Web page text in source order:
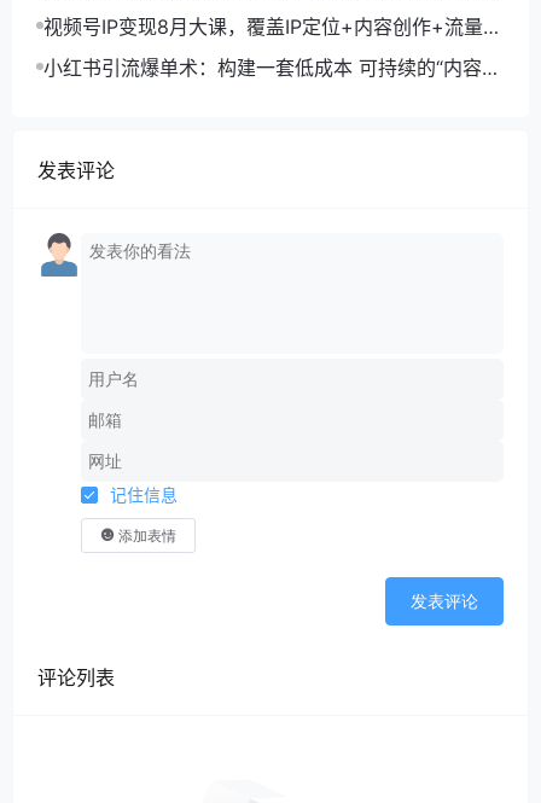
现，单部剧收益破万
视频号IP变现8月大课，覆盖IP定位+内容创作+流量获
取+合规运营+商业转化
小红书引流爆单术：构建一套低成本 可持续的“内容-
发表评论
记住信息
添加表情
发表评论
评论列表